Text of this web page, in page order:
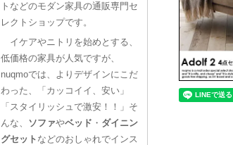
トなどのモダン家具の通販専門セ
レクトショップです。
イケアやニトリを始めとする、
低価格の家具が人気ですが、
nuqmoでは、よりデザインにこだ
わった、「カッコイイ、安い」
「スタイリッシュで激安！！」そ
んな、 ソファやベッド ・ ダイニン
グセット などのおしゃれでインス